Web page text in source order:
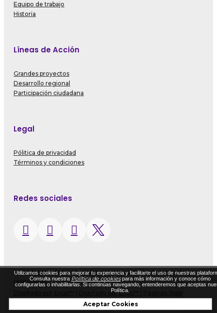
Equipo de trabajo
Historia
Líneas de Acción
Grandes proyectos
Desarrollo regional
Participación ciudadana
Legal
Pólitica de privacidad
Términos y condiciones
Redes sociales
2026 © Sociedad de Mejoras de Pereira. Todos los derechos
reservados
Diseñado por Exus™ | Páginas Web
Utilizamos cookies para mejorar tu experiencia y facilitarte el uso de nuestras
Consulta nuestra Política de cookiespara más información y conoce cómo
configurarlas o inhabilitarlas. Si continúas navegando, entenderemos que aceptas
Política.
Aceptar Cookies